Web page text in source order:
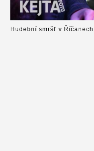
Hudební smršť v